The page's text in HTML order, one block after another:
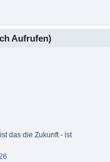
Aufrufen)
das die Zukunft - ist